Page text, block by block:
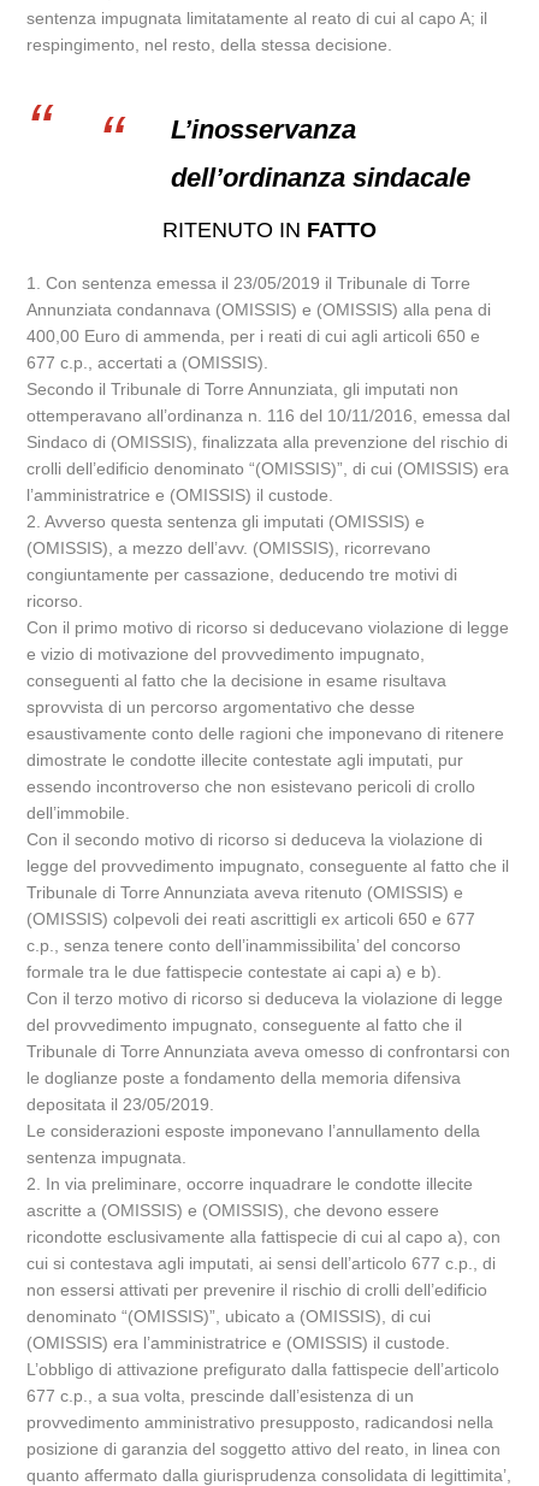
sentenza impugnata limitatamente al reato di cui al capo A; il
respingimento, nel resto, della stessa decisione.
L’inosservanza
dell’ordinanza sindacale
RITENUTO IN FATTO
1. Con sentenza emessa il 23/05/2019 il Tribunale di Torre
Annunziata condannava (OMISSIS) e (OMISSIS) alla pena di
400,00 Euro di ammenda, per i reati di cui agli articoli 650 e
677 c.p., accertati a (OMISSIS).
Secondo il Tribunale di Torre Annunziata, gli imputati non
ottemperavano all’ordinanza n. 116 del 10/11/2016, emessa dal
Sindaco di (OMISSIS), finalizzata alla prevenzione del rischio di
crolli dell’edificio denominato “(OMISSIS)”, di cui (OMISSIS) era
l’amministratrice e (OMISSIS) il custode.
2. Avverso questa sentenza gli imputati (OMISSIS) e
(OMISSIS), a mezzo dell’avv. (OMISSIS), ricorrevano
congiuntamente per cassazione, deducendo tre motivi di
ricorso.
Con il primo motivo di ricorso si deducevano violazione di legge
e vizio di motivazione del provvedimento impugnato,
conseguenti al fatto che la decisione in esame risultava
sprovvista di un percorso argomentativo che desse
esaustivamente conto delle ragioni che imponevano di ritenere
dimostrate le condotte illecite contestate agli imputati, pur
essendo incontroverso che non esistevano pericoli di crollo
dell’immobile.
Con il secondo motivo di ricorso si deduceva la violazione di
legge del provvedimento impugnato, conseguente al fatto che il
Tribunale di Torre Annunziata aveva ritenuto (OMISSIS) e
(OMISSIS) colpevoli dei reati ascrittigli ex articoli 650 e 677
c.p., senza tenere conto dell’inammissibilita’ del concorso
formale tra le due fattispecie contestate ai capi a) e b).
Con il terzo motivo di ricorso si deduceva la violazione di legge
del provvedimento impugnato, conseguente al fatto che il
Tribunale di Torre Annunziata aveva omesso di confrontarsi con
le doglianze poste a fondamento della memoria difensiva
depositata il 23/05/2019.
Le considerazioni esposte imponevano l’annullamento della
sentenza impugnata.
2. In via preliminare, occorre inquadrare le condotte illecite
ascritte a (OMISSIS) e (OMISSIS), che devono essere
ricondotte esclusivamente alla fattispecie di cui al capo a), con
cui si contestava agli imputati, ai sensi dell’articolo 677 c.p., di
non essersi attivati per prevenire il rischio di crolli dell’edificio
denominato “(OMISSIS)”, ubicato a (OMISSIS), di cui
(OMISSIS) era l’amministratrice e (OMISSIS) il custode.
L’obbligo di attivazione prefigurato dalla fattispecie dell’articolo
677 c.p., a sua volta, prescinde dall’esistenza di un
provvedimento amministrativo presupposto, radicandosi nella
posizione di garanzia del soggetto attivo del reato, in linea con
quanto affermato dalla giurisprudenza consolidata di legittimita’,